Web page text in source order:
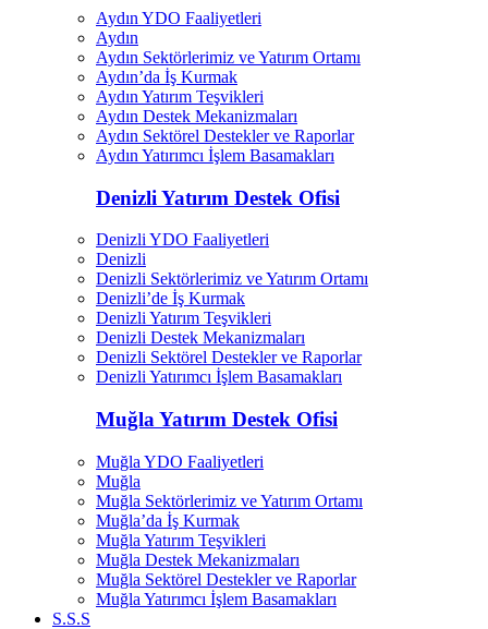
Aydın YDO Faaliyetleri
Aydın
Aydın Sektörlerimiz ve Yatırım Ortamı
Aydın’da İş Kurmak
Aydın Yatırım Teşvikleri
Aydın Destek Mekanizmaları
Aydın Sektörel Destekler ve Raporlar
Aydın Yatırımcı İşlem Basamakları
Denizli Yatırım Destek Ofisi
Denizli YDO Faaliyetleri
Denizli
Denizli Sektörlerimiz ve Yatırım Ortamı
Denizli’de İş Kurmak
Denizli Yatırım Teşvikleri
Denizli Destek Mekanizmaları
Denizli Sektörel Destekler ve Raporlar
Denizli Yatırımcı İşlem Basamakları
Muğla Yatırım Destek Ofisi
Muğla YDO Faaliyetleri
Muğla
Muğla Sektörlerimiz ve Yatırım Ortamı
Muğla’da İş Kurmak
Muğla Yatırım Teşvikleri
Muğla Destek Mekanizmaları
Muğla Sektörel Destekler ve Raporlar
Muğla Yatırımcı İşlem Basamakları
S.S.S